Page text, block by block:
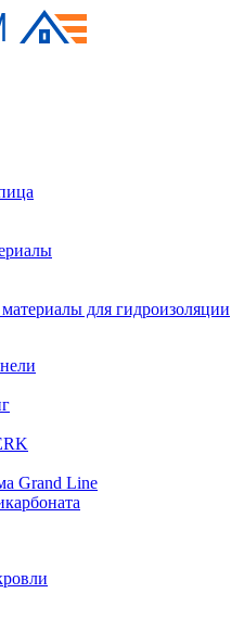
для гидроизоляции
Grand Line